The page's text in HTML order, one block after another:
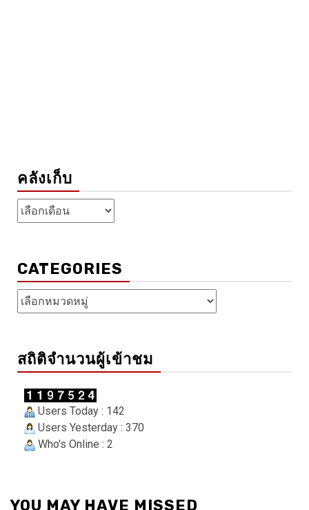
คลังเก็บ
คลัง
เก็บ
CATEGORIES
Categories
สถิติจำนวนผู้เข้าชม
Users Today : 142
Users Yesterday : 370
Who's Online : 2
YOU MAY HAVE MISSED